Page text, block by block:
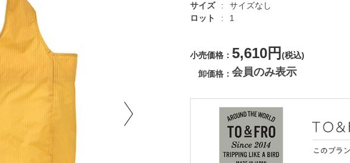
サイズ
サイズなし
ロット
1
小売価格 5,610円 (税込)
卸価格
会員のみ表示